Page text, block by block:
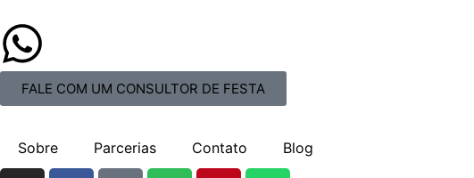
FALE COM UM CONSULTOR DE FESTA
Sobre Parcerias Contato Blog